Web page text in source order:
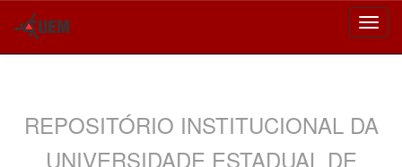
REPOSITÓRIO INSTITUCIONAL DA
UNIVERSIDADE ESTADUAL DE